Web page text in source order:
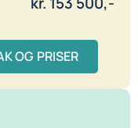
OG PRISER